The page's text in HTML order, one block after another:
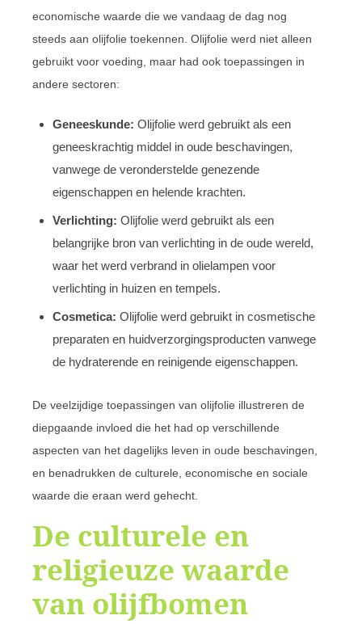
economische waarde die we vandaag de dag nog
steeds aan olijfolie toekennen. Olijfolie werd niet alleen
gebruikt voor voeding, maar had ook toepassingen in
andere sectoren:
Geneeskunde: Olijfolie werd gebruikt als een
geneeskrachtig middel in oude beschavingen,
vanwege de veronderstelde genezende
eigenschappen en helende krachten.
Verlichting: Olijfolie werd gebruikt als een
belangrijke bron van verlichting in de oude wereld,
waar het werd verbrand in olielampen voor
verlichting in huizen en tempels.
Cosmetica: Olijfolie werd gebruikt in cosmetische
preparaten en huidverzorgingsproducten vanwege
de hydraterende en reinigende eigenschappen.
De veelzijdige toepassingen van olijfolie illustreren de
diepgaande invloed die het had op verschillende
aspecten van het dagelijks leven in oude beschavingen,
en benadrukken de culturele, economische en sociale
waarde die eraan werd gehecht.
De culturele en
religieuze waarde
van olijfbomen